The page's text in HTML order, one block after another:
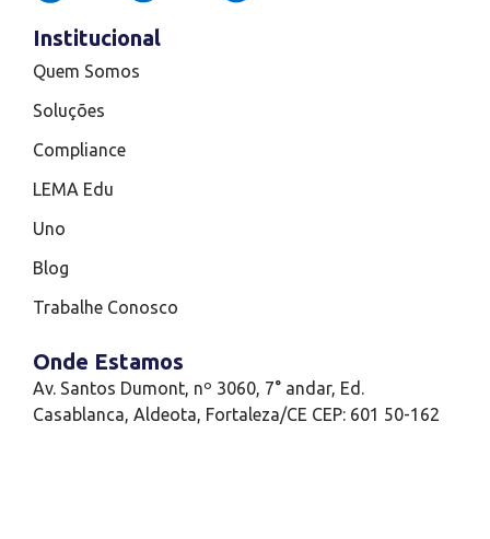
Institucional
Quem Somos
Soluções
Compliance
LEMA Edu
Uno
Blog
Trabalhe Conosco
Onde Estamos
Av. Santos Dumont, nº 3060, 7° andar, Ed.
Casablanca, Aldeota, Fortaleza/CE CEP: 601 50-162